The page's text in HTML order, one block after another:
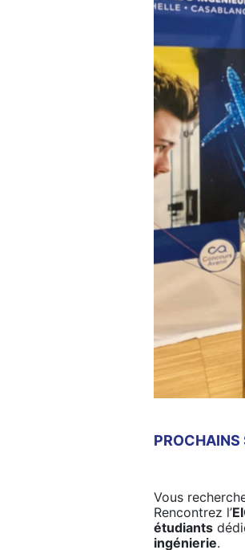
PROCHAINS
Vous
Rencontrez l’
étudiants
ingénierie.